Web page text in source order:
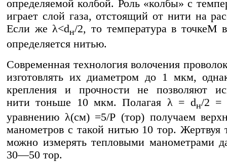
определяемой колбой. Роль «колбы» с
играет слой газа, отстоящий от нити на
Если же λ<dн/2, то температура в точкеМ
определяется нитью.
Современная технология волочения
изготовлять их диаметром до 1 мкм,
крепления и прочности не позволяют
нити тоньше 10 мкм. Полагая λ = dн/2 =
уравнению λ(см) =5/Р (тор) получаем
манометров с такой нитью 10 тор. Жертвуя
можно измерять тепловыми манометрами
30—50 тор.